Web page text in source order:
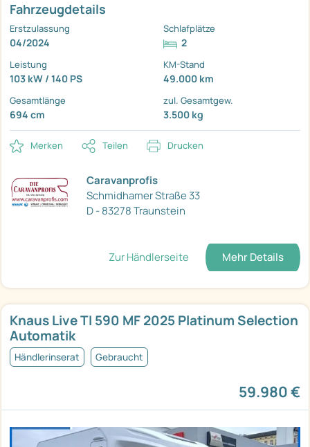
Fahrzeugdetails
Erstzulassung
04/2024
Schlafplätze
2
Leistung
103 kW / 140 PS
KM-Stand
49.000 km
Gesamtlänge
694 cm
zul. Gesamtgew.
3.500 kg
Merken Teilen Drucken
Caravanprofis
Schmidhamer Straße 33
D - 83278 Traunstein
Zur Händlerseite Mehr Details
Knaus Live TI 590 MF 2025 Platinum Selection
Automatik
Händlerinserat Gebraucht
59.980 €